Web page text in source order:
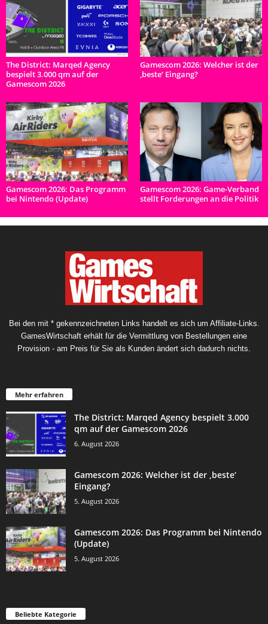
The District: Marqed Agency
bespielt 3.000 qm auf der
Gamescom 2026
Gamescom 2026: Welcher ist der
‚beste‘ Eingang?
Gamescom 2026: Das Programm
bei Nintendo (Update)
Gamescom 2026: Game-Verband
stellt Forderungen an die Politik
Bei den mit * gekennzeichneten Links handelt es sich um Affiliate-Links.
GamesWirtschaft erhält für die Vermittlung von Bestellungen eine
Provision - am Preis für Sie als Kunden ändert sich dadurch nichts.
Mehr erfahren
The District: Marqed Agency bespielt 3.000
qm auf der Gamescom 2026
6. August 2026
Gamescom 2026: Welcher ist der ‚beste‘
Eingang?
5. August 2026
Gamescom 2026: Das Programm bei Nintendo
(Update)
5. August 2026
Beliebte Kategorie